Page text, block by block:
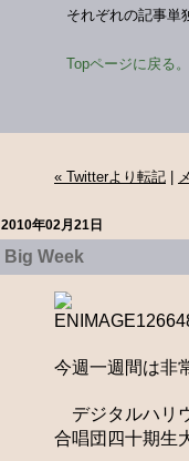
それぞれの記事単独
Topページに戻る。
« Twitterより転記 |
2010年02月21日
Big Week
今週一週間は非
デジタルハリ
合唱団四十期生